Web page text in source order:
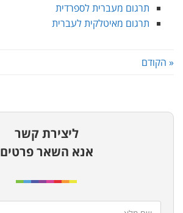
תרגום מעברית לספרדית
תרגום מאיטלקית לעברית
« הקודם
ליצירת קשר
אנא השאר פרטים